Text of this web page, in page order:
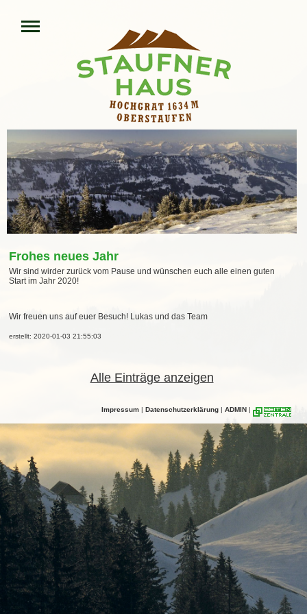
Frohes neues Jahr
Wir sind wirder zurück vom Pause und wünschen euch alle einen guten
Start im Jahr 2020!
Wir freuen uns auf euer Besuch! Lukas und das Team
erstellt: 2020-01-03 21:55:03
Alle Einträge anzeigen
Impressum | Datenschutzerklärung | ADMIN |